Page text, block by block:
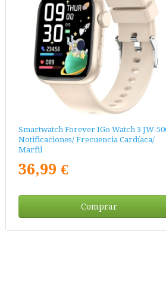
Smartwatch Forever IGo Watch 3 JW-
Notificaciones/ Frecuencia Cardíaca/
Marfil
36,99 €
Comprar